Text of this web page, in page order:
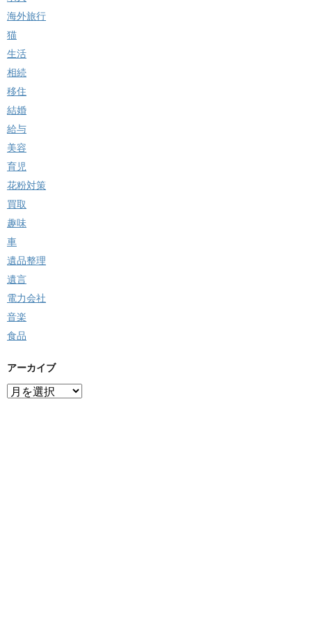
海外旅行
猫
生活
相続
移住
結婚
給与
美容
育児
花粉対策
買取
趣味
車
遺品整理
遺言
電力会社
音楽
食品
アーカイブ
ア